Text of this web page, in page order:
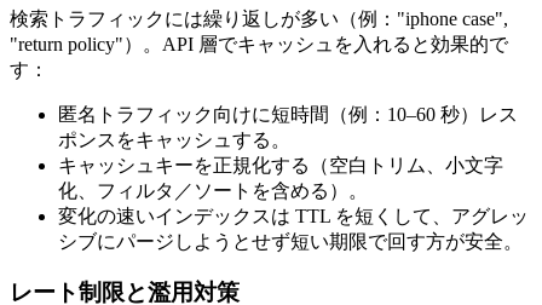
検索トラフィックには繰り返しが多い（例："iphone case",
"return policy"）。API 層でキャッシュを入れると効果的で
す：
匿名トラフィック向けに短時間（例：10–60 秒）レス
ポンスをキャッシュする。
キャッシュキーを正規化する（空白トリム、小文字
化、フィルタ／ソートを含める）。
変化の速いインデックスは TTL を短くして、アグレッ
シブにパージしようとせず短い期限で回す方が安全。
レート制限と濫用対策